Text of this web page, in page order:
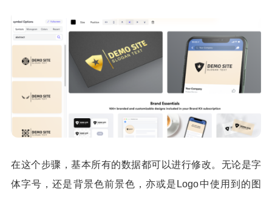
在这个步骤，基本所有的数据都可以进行修改。无论是字
体字号，还是背景色前景色，亦或是Logo中使用到的图